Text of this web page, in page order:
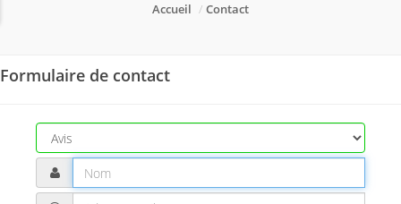
Accueil Contact
Formulaire de contact